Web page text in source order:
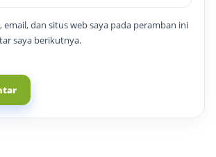
email, dan situs web saya pada peramban ini
saya berikutnya.